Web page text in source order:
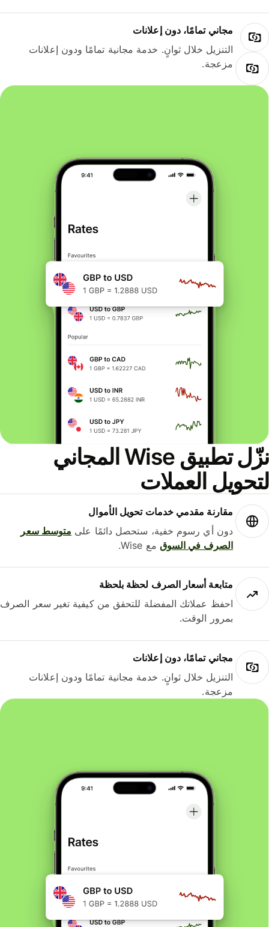
مجاني تمامًا، دون إعلانات
التنزيل خلال ثوانٍ. خدمة مجانية تمامًا ودون إعلانات
مزعجة.
نزّل تطبيق Wise المجاني
العملات
مقارنة مقدمي خدمات تحويل الأموال
دون أي رسوم خفية، ستحصل دائمًا علىمتوسط ​​سعر
الصرف في السوقمع Wise.
متابعة أسعار الصرف لحظة بلحظة
احفظ عملاتك المفضلة للتحقق من كيفية تغير سعر الصرف
بمرور الوقت.
مجاني تمامًا، دون إعلانات
التنزيل خلال ثوانٍ. خدمة مجانية تمامًا ودون إعلانات
مزعجة.